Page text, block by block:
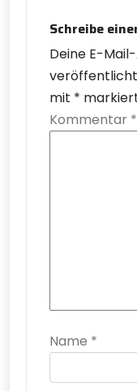
Schreibe
Deine E-
mit *
Kommentar *
Name *